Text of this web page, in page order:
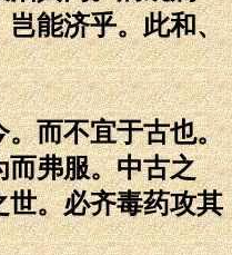
岂能济乎。此和、
。而不宜于古也。
而弗服。中古之
世。必齐毒药攻其